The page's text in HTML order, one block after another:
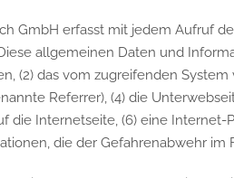
GmbH erfasst mit jedem Aufruf
allgemeinen Daten und
(2) das vom zugreifenden
Referrer), (4) die
die Internetseite, (6) eine
die der Gefahrenabwehr